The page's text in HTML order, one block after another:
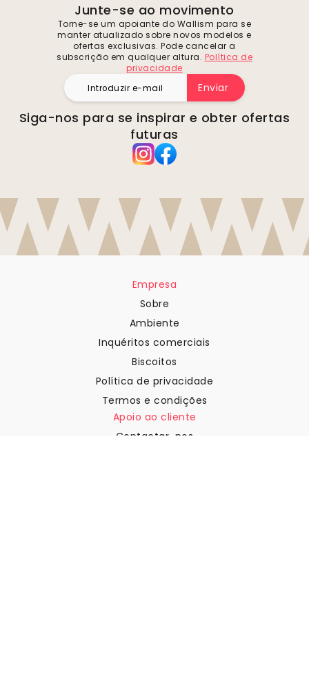
Junte-se ao movimento
Torne-se um apoiante do Wallism para se
manter atualizado sobre novos modelos e
ofertas exclusivas. Pode cancelar a
subscrição em qualquer altura. Política de
privacidade
Enviar
Siga-nos para se inspirar e obter ofertas
futuras
Empresa
Sobre
Ambiente
Inquéritos comerciais
Biscoitos
Política de privacidade
Termos e condições
Apoio ao cliente
Contactar-nos